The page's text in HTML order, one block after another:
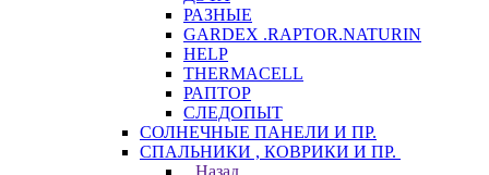
РАЗНЫЕ
GARDEX .RAPTOR.NATURIN
HELP
THERMACELL
РАПТОР
СЛЕДОПЫТ
СОЛНЕЧНЫЕ ПАНЕЛИ И ПР.
СПАЛЬНИКИ , КОВРИКИ И ПР.
Назад